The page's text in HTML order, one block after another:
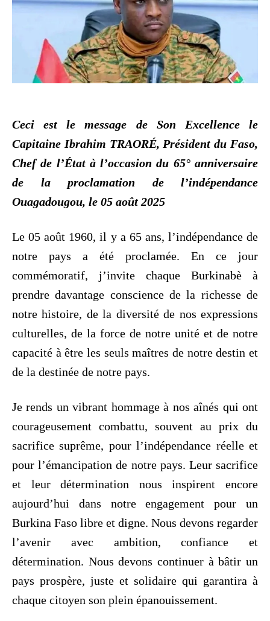
Ceci est le message de Son Excellence le
Capitaine Ibrahim TRAORÉ, Président du Faso,
Chef de l’État à l’occasion du 65° anniversaire
de la proclamation de l’indépendance
Ouagadougou, le 05 août 2025
Le 05 août 1960, il y a 65 ans, l’indépendance de
notre pays a été proclamée. En ce jour
commémoratif, j’invite chaque Burkinabè à
prendre davantage conscience de la richesse de
notre histoire, de la diversité de nos expressions
culturelles, de la force de notre unité et de notre
capacité à être les seuls maîtres de notre destin et
de la destinée de notre pays.
Je rends un vibrant hommage à nos aînés qui ont
courageusement combattu, souvent au prix du
sacrifice suprême, pour l’indépendance réelle et
pour l’émancipation de notre pays. Leur sacrifice
et leur détermination nous inspirent encore
aujourd’hui dans notre engagement pour un
Burkina Faso libre et digne. Nous devons regarder
l’avenir avec ambition, confiance et
détermination. Nous devons continuer à bâtir un
pays prospère, juste et solidaire qui garantira à
chaque citoyen son plein épanouissement.